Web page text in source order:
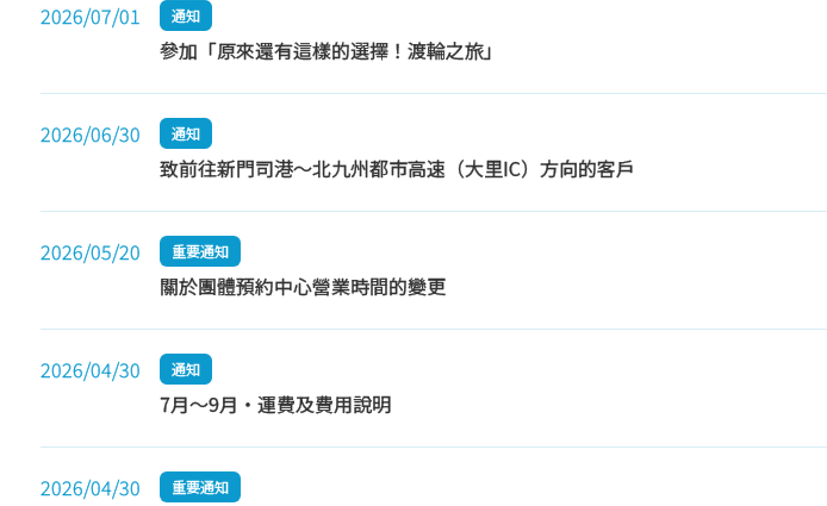
2026/07/01 通知
參加「原來還有這樣的選擇！渡輪之旅」
2026/06/30 通知
致前往新門司港～北九州都市高速（大里IC）方向的客戶
2026/05/20 重要通知
關於團體預約中心營業時間的變更
2026/04/30 通知
7月～9月・運費及費用說明
2026/04/30 重要通知